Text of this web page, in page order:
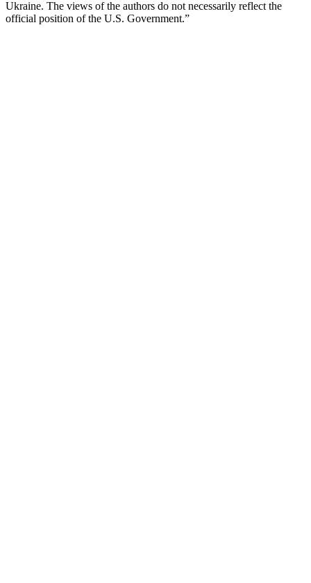
Ukraine. The views of the authors do not necessarily reflect the
official position of the U.S. Government.”